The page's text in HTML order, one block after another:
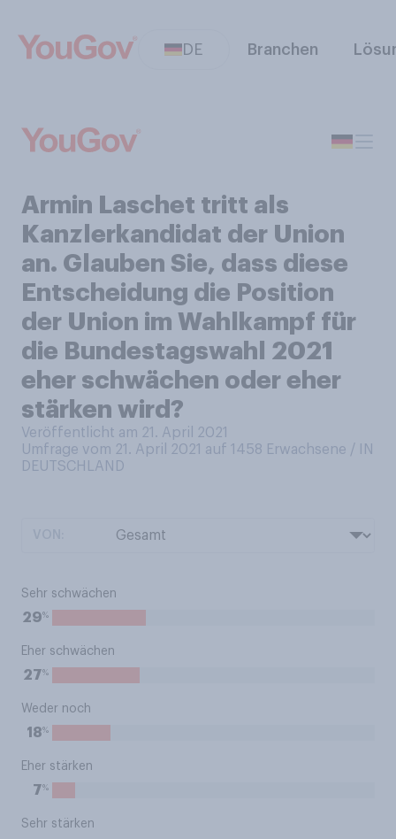
DE Branchen
Armin Laschet tritt als
Kanzlerkandidat der Union
an. Glauben Sie, dass diese
Entscheidung die Position
der Union im Wahlkampf für
die Bundestagswahl 2021
eher schwächen oder eher
stärken wird?
Veröffentlicht am 21. April 2021
Umfrage vom 21. April 2021 auf 1458 Erwachsene / IN
DEUTSCHLAND
Sehr schwächen
29%
Eher schwächen
27%
Weder noch
18%
Eher stärken
7%
Sehr stärken